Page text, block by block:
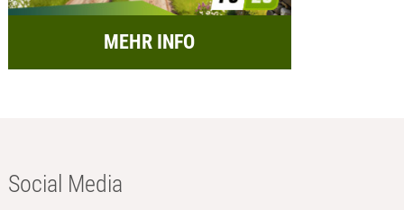
MEHR INFO
Social Media